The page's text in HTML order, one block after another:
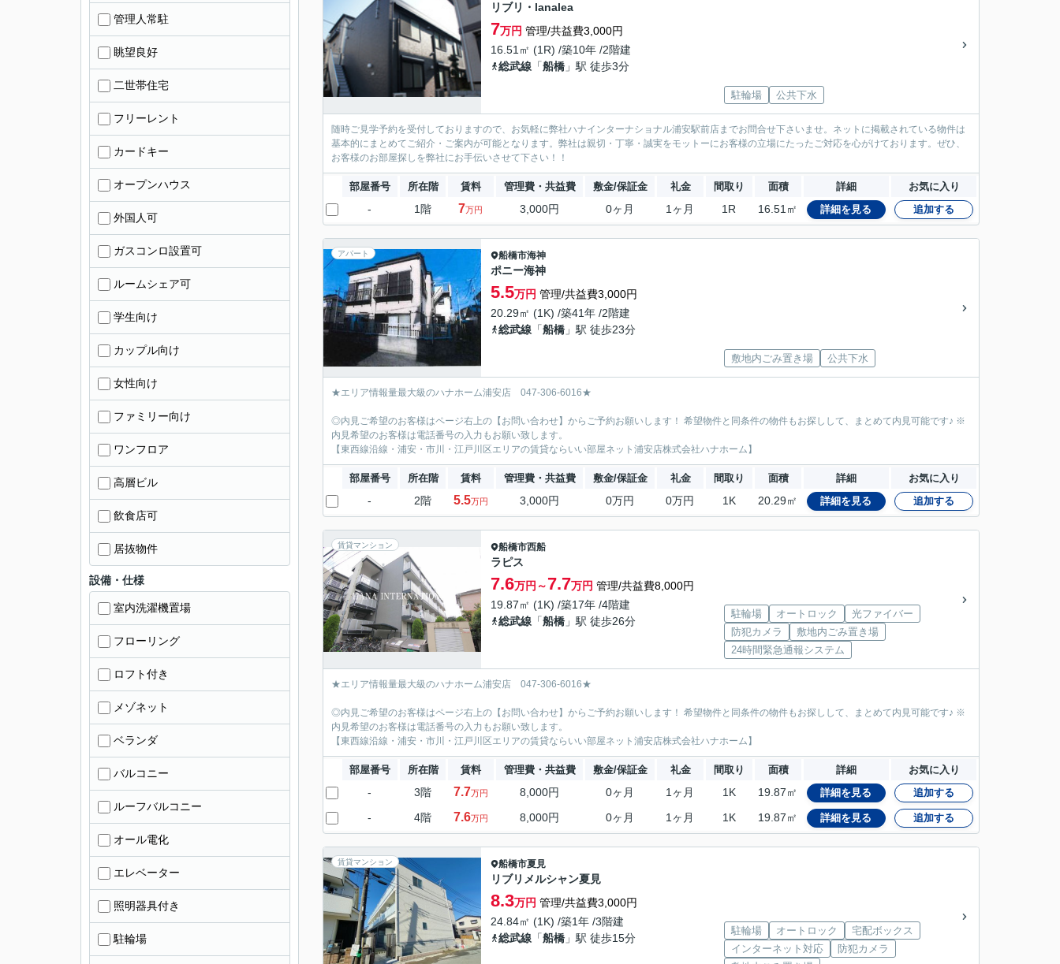
リブリ・lanalea
7万円 管理/共益費3,000円
16.51㎡ (1R) /築10年 /2階建
総武線 「船橋 」駅 徒歩3分
駐輪場 公共下水
随時ご見学予約を受付しておりますので、お気軽に弊社ハナインターナショナル浦安駅前店までお問合せ下さいませ。ネットに掲載されている物件は
基本的にまとめてご紹介・ご案内が可能となります。弊社は親切・丁寧・誠実をモットーにお客様の立場にたったご対応を心がけております。ぜひ、
お客様のお部屋探しを弊社にお手伝いさせて下さい！！
部屋番号 所在階 賃料 管理費・共益費 敷金/保証金 礼金 間取り 面積 詳細 お気に入り
- 1階 7万円 3,000円 0ヶ月 1ヶ月 1R 16.51㎡ 詳細を見る 追加する
アパート 船橋市海神
ポニー海神
5.5万円 管理/共益費3,000円
20.29㎡ (1K) /築41年 /2階建
総武線 「船橋 」駅 徒歩23分
敷地内ごみ置き場 公共下水
★エリア情報量最大級のハナホーム浦安店 047-306-6016★
◎内見ご希望のお客様はページ右上の【お問い合わせ】からご予約お願いします！ 希望物件と同条件の物件もお探しして、まとめて内見可能です♪ ※
内見希望のお客様は電話番号の入力もお願い致します。
【東西線沿線・浦安・市川・江戸川区エリアの賃貸ならいい部屋ネット浦安店株式会社ハナホーム】
部屋番号 所在階 賃料 管理費・共益費 敷金/保証金 礼金 間取り 面積 詳細 お気に入り
- 2階 5.5万円 3,000円 0万円 0万円 1K 20.29㎡ 詳細を見る 追加する
賃貸マンション 船橋市西船
ラピス
7.6万円～7.7万円 管理/共益費8,000円
19.87㎡ (1K) /築17年 /4階建
総武線 「船橋 」駅 徒歩26分
駐輪場 オートロック
光ファイバー
防犯カメラ
敷地内ごみ置き場
24時間緊急通報システム
★エリア情報量最大級のハナホーム浦安店 047-306-6016★
◎内見ご希望のお客様はページ右上の【お問い合わせ】からご予約お願いします！ 希望物件と同条件の物件もお探しして、まとめて内見可能です♪ ※
内見希望のお客様は電話番号の入力もお願い致します。
【東西線沿線・浦安・市川・江戸川区エリアの賃貸ならいい部屋ネット浦安店株式会社ハナホーム】
部屋番号 所在階 賃料 管理費・共益費 敷金/保証金 礼金 間取り 面積 詳細 お気に入り
- 3階 7.7万円 8,000円 0ヶ月 1ヶ月 1K 19.87㎡ 詳細を見る 追加する
- 4階 7.6万円 8,000円 0ヶ月 1ヶ月 1K 19.87㎡ 詳細を見る 追加する
賃貸マンション 船橋市夏見
リブリメルシャン夏見
8.3万円 管理/共益費3,000円
24.84㎡ (1K) /築1年 /3階建
総武線 「船橋 」駅 徒歩15分
駐輪場 オートロック
宅配ボックス
インターネット対応
防犯カメラ
管理人常駐
眺望良好
二世帯住宅
フリーレント
カードキー
オープンハウス
外国人可
ガスコンロ設置可
ルームシェア可
学生向け
カップル向け
女性向け
ファミリー向け
ワンフロア
高層ビル
飲食店可
居抜物件
設備・仕様
室内洗濯機置場
フローリング
ロフト付き
メゾネット
ベランダ
バルコニー
ルーフバルコニー
オール電化
エレベーター
照明器具付き
駐輪場